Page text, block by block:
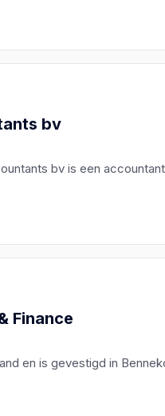
bv
bv is een
Finance
en is gevestigd in